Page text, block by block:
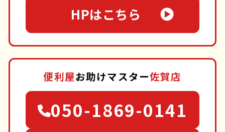
HPはこちら
便利屋お助けマスター佐賀店
050-1869-0141